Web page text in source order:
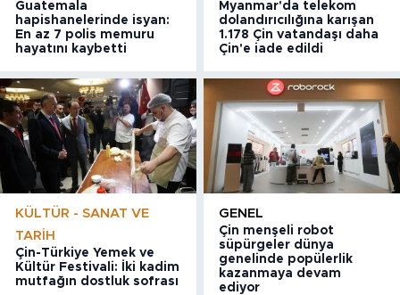
Guatemala
hapishanelerinde isyan:
En az 7 polis memuru
hayatını kaybetti
Myanmar'da telekom
dolandırıcılığına karışan
1.178 Çin vatandaşı daha
Çin'e iade edildi
KÜLTÜR - SANAT VE
TARIH
Çin-Türkiye Yemek ve
Kültür Festivali: İki kadim
mutfağın dostluk sofrası
GENEL
Çin menşeli robot
süpürgeler dünya
genelinde popülerlik
kazanmaya devam
ediyor